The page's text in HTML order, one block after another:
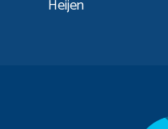
Heijen